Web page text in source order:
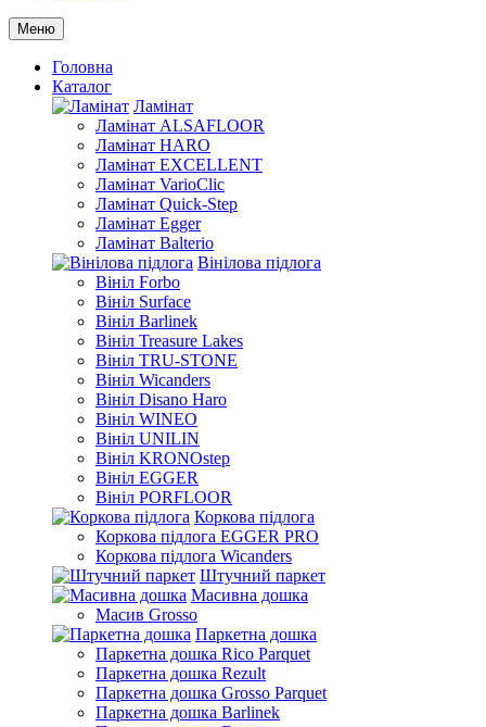
Меню
Головна
Каталог
Ламінат
Ламінат ALSAFLOOR
Ламінат HARO
Ламінат EXCELLENT
Ламінат VarioClic
Ламінат Quick-Step
Ламінат Egger
Ламінат Balterio
Вінілова підлога
Вініл Forbo
Вініл Surface
Вініл Barlinek
Вініл Treasure Lakes
Вініл TRU-STONE
Вініл Wicanders
Вініл Disano Haro
Вініл WINEO
Вініл UNILIN
Вініл KRONOstep
Вініл EGGER
Вініл PORFLOOR
Коркова підлога
Коркова підлога EGGER PRO
Коркова підлога Wicanders
Штучний паркет
Масивна дошка
Масив Grosso
Паркетна дошка
Паркетна дошка Rico Parquet
Паркетна дошка Rezult
Паркетна дошка Grosso Parquet
Паркетна дошка Barlinek